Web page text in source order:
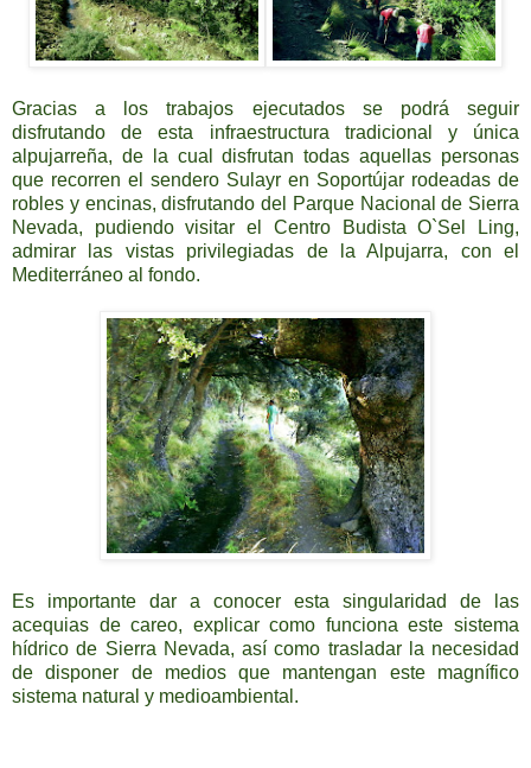
Gracias a los trabajos ejecutados se podrá seguir
disfrutando de esta infraestructura tradicional y única
alpujarreña, de la cual disfrutan todas aquellas personas
que recorren el sendero Sulayr en Soportújar rodeadas de
robles y encinas, disfrutando del Parque Nacional de Sierra
Nevada, pudiendo visitar el Centro Budista O`Sel Ling,
admirar las vistas privilegiadas de la Alpujarra, con el
Mediterráneo al fondo.
Es importante dar a conocer esta singularidad de las
acequias de careo, explicar como funciona este sistema
hídrico de Sierra Nevada, así como trasladar la necesidad
de disponer de medios que mantengan este magnífico
sistema natural y medioambiental.